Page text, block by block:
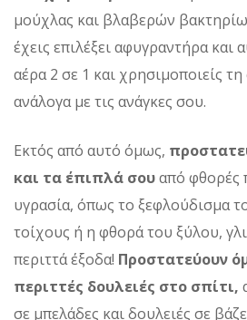
μούχλας και βλαβερών
έχεις επιλέξει αφυγραντήρα και
αέρα 2 σε 1 και χρησιμοποιείς
ανάλογα με τις ανάγκες σου.
Εκτός από αυτό όμως,
και τα έπιπλά σουαπό φθορές
υγρασία, όπως το ξεφλούδισμα
τοίχους ή η φθορά του ξύλου,
περιττά έξοδα! Προστατεύουν
περιττές δουλειές στο σπίτι,
σε μπελάδες και δουλειές σε